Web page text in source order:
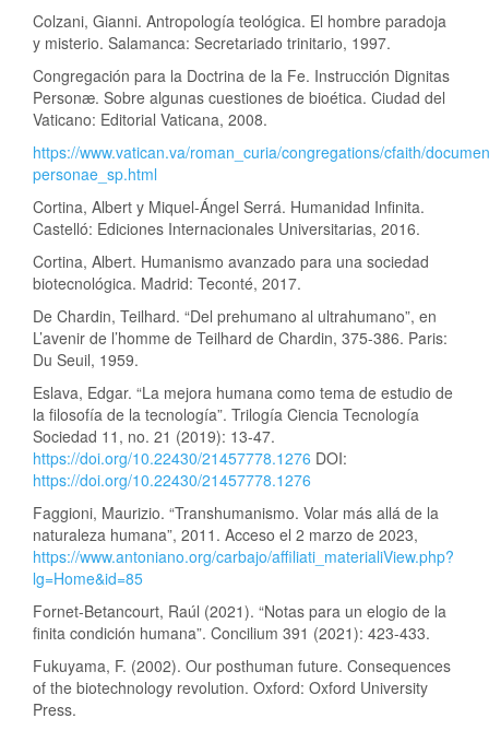
Colzani, Gianni. Antropología teológica. El hombre paradoja
y misterio. Salamanca: Secretariado trinitario, 1997.
Congregación para la Doctrina de la Fe. Instrucción Dignitas
Personæ. Sobre algunas cuestiones de bioética. Ciudad del
Vaticano: Editorial Vaticana, 2008.
https://www.vatican.va/roman_curia/congregations/cfaith/
personae_sp.html
Cortina, Albert y Miquel-Ángel Serrá. Humanidad Infinita.
Castelló: Ediciones Internacionales Universitarias, 2016.
Cortina, Albert. Humanismo avanzado para una sociedad
biotecnológica. Madrid: Teconté, 2017.
De Chardin, Teilhard. “Del prehumano al ultrahumano”, en
L’avenir de l’homme de Teilhard de Chardin, 375-386. Paris:
Du Seuil, 1959.
Eslava, Edgar. “La mejora humana como tema de estudio de
la filosofía de la tecnología”. Trilogía Ciencia Tecnología
Sociedad 11, no. 21 (2019): 13-47.
https://doi.org/10.22430/21457778.1276 DOI:
https://doi.org/10.22430/21457778.1276
Faggioni, Maurizio. “Transhumanismo. Volar más allá de la
naturaleza humana”, 2011. Acceso el 2 marzo de 2023,
https://www.antoniano.org/carbajo/affiliati_materialiView.php?
lg=Home&id=85
Fornet-Betancourt, Raúl (2021). “Notas para un elogio de la
finita condición humana”. Concilium 391 (2021): 423-433.
Fukuyama, F. (2002). Our posthuman future. Consequences
of the biotechnology revolution. Oxford: Oxford University
Press.